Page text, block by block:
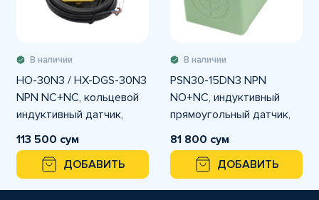
В наличии
HO-30N3 / HX-DGS-30N3
NPN NC+NC, кольцевой
индуктивный датчик,
внутренний диаметр 30
мм, питание 6–36 VDC
113 500 сум
ДОБАВИТЬ
В наличии
PSN30-15DN3 NPN
NO+NC, индуктивный
прямоугольный датчик,
дистанция 15 мм, 12-
24VDC
81 800 сум
ДОБАВИТЬ